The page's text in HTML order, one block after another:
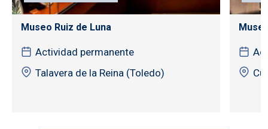
Museo Ruiz de Luna
Actividad permanente
Talavera de la Reina (Toledo)